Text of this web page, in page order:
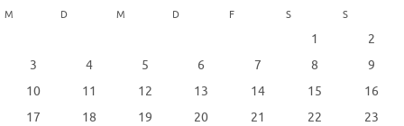
M D M D F S S
1
2
3
4 5 6 7 8
9
10
11 12 13 14 15
16
17
18 19 20 21 22
23